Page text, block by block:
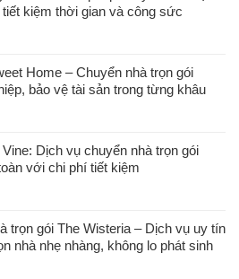
kiệm thời gian và công sức
Home – Chuyển nhà trọn gói
bảo vệ tài sản trong từng khâu
Dịch vụ chuyển nhà trọn gói
với chi phí tiết kiệm
trọn gói The Wisteria – Dịch vụ uy tín
nhà nhẹ nhàng, không lo phát sinh